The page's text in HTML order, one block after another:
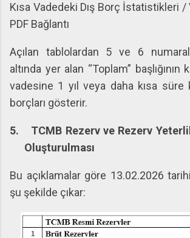
Kısa Vadedeki Dış Borç İstatistikleri
PDF Bağlantı
Açılan tablolardan 5 ve 6
altında yer alan “Toplam” başlığının
vadesine 1 yıl veya daha kısa süre
borçları gösterir.
5.
TCMB Rezerv ve Rezerv
Oluşturulması
Bu açıklamalar göre 13.02.2026
şu şekilde çıkar: